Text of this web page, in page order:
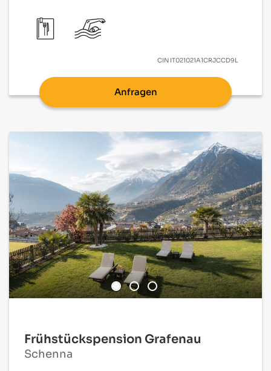
CIN IT021021A1CRJCCD9L
Anfragen
Frühstückspension Grafenau
Schenna